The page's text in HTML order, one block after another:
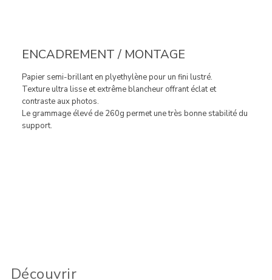
Découvrir
ENCADREMENT / MONTAGE
Papier semi-brillant en plyethylène pour un fini lustré.
Texture ultra lisse et extrême blancheur offrant éclat et
contraste aux photos.
Le grammage élevé de 260g permet une très bonne stabilité du
support.